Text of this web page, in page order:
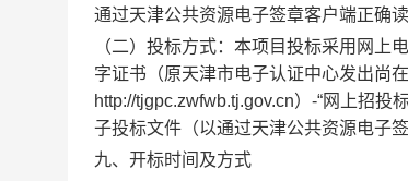
通过天津公共资源电子签章客户端正确
（二）投标方式：本项目投标采用网上
字证书（原天津市电子认证中心发出尚
http://tjgpc.zwfwb.tj.gov.cn） -“网上招投
子投标文件（以通过天津公共资源电子
九、开标时间及方式